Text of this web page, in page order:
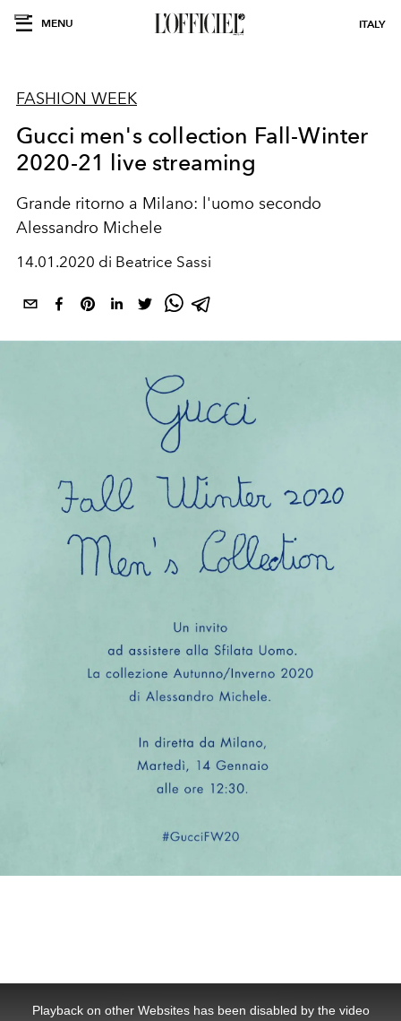
MENU ITALY
FASHION WEEK
Gucci men's collection Fall-Winter
2020-21 live streaming
Grande ritorno a Milano: l'uomo secondo
Alessandro Michele
14.01.2020 di Beatrice Sassi
Playback on other Websites has been disabled by the video